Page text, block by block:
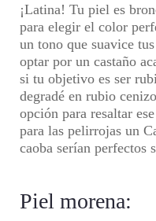
¡Latina! Tu piel es
para elegir el color
un tono que suavice
optar por un castaño
si tu objetivo es ser
degradé en rubio
opción para resaltar
para las pelirrojas un
caoba serían perfectos
Piel morena: